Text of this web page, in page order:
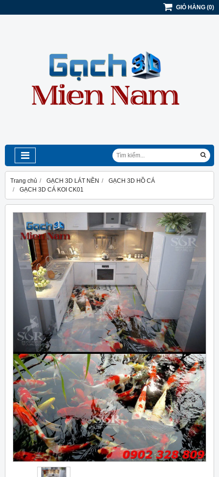
GIỎ HÀNG (0)
Trang chủ GẠCH 3D LÁT NỀN
GẠCH 3D HỒ CÁ
GẠCH 3D CÁ KOI CK01